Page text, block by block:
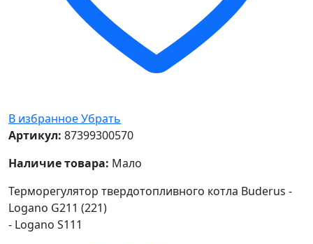
В избранноеУбрать
Артикул: 87399300570
Наличие товара: Мало
Терморегулятор твердотопливного котла Buderus -
Logano G211 (221)
- Logano S111